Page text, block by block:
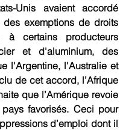
Unis avaient accordé
des exemptions de droits
à certains producteurs
et d'aluminium, des
l'Argentine, l'Australie et
de cet accord, l’Afrique
que l’Amérique revoie
favorisés. Ceci pour
d’emploi dont il